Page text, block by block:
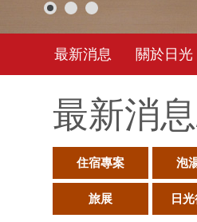
最新消息 關於日光
最新消
住宿專案 泡
旅展 日